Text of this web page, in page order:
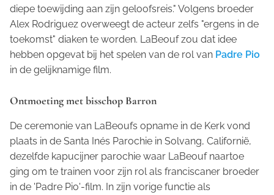
diepe toewijding aan zijn geloofsreis." Volgens broeder
Alex Rodriguez overweegt de acteur zelfs "ergens in de
toekomst" diaken te worden. LaBeouf zou dat idee
hebben opgevat bij het spelen van de rol van Padre Pio
in de gelijknamige film.
Ontmoeting met bisschop Barron
De ceremonie van LaBeoufs opname in de Kerk vond
plaats in de Santa Inés Parochie in Solvang, Californië,
dezelfde kapucijner parochie waar LaBeouf naartoe
ging om te trainen voor zijn rol als franciscaner broeder
in de 'Padre Pio'-film. In zijn vorige functie als